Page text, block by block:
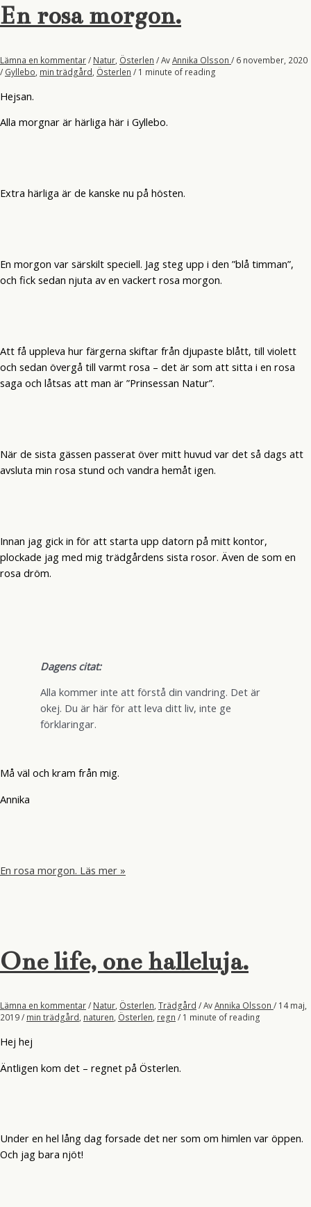
En rosa morgon.
Lämna en kommentar/ Natur Österlen / AvAnnika Olsson / 6 november, 2020
/ Gyllebo min trädgård Österlen / 1 minute of reading
Hejsan.
Alla morgnar är härliga här i Gyllebo.
Extra härliga är de kanske nu på hösten.
En morgon var särskilt speciell. Jag steg upp i den ”blå timman”,
och fick sedan njuta av en vackert rosa morgon.
Att få uppleva hur färgerna skiftar från djupaste blått, till violett
och sedan övergå till varmt rosa – det är som att sitta i en rosa
saga och låtsas att man är ”Prinsessan Natur”.
När de sista gässen passerat över mitt huvud var det så dags att
avsluta min rosa stund och vandra hemåt igen.
Innan jag gick in för att starta upp datorn på mitt kontor,
plockade jag med mig trädgårdens sista rosor. Även de som en
rosa dröm.
Dagens citat:
Alla kommer inte att förstå din vandring. Det är
okej. Du är här för att leva ditt liv, inte ge
förklaringar.
Må väl och kram från mig.
Annika
En rosa morgon. Läs mer »
One life, one halleluja.
Lämna en kommentar/ Natur, Österlen, Trädgård / AvAnnika Olsson / 14 maj,
2019/ min trädgård, naturen, Österlen, regn / 1 minute of reading
Hej hej
Äntligen kom det – regnet på Österlen.
Under en hel lång dag forsade det ner som om himlen var öppen.
Och jag bara njöt!